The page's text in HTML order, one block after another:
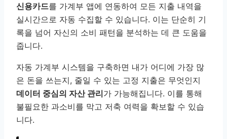
신용카드를 가계부 앱에 연동하여 모든 지출 내역을
실시간으로 자동 수집할 수 있습니다. 이는 단순히 기
록을 넘어 자신의 소비 패턴을 분석하는 데 큰 도움을
줍니다.
자동 가계부 시스템을 구축하면 내가 어디에 가장 많
은 돈을 쓰는지, 줄일 수 있는 고정 지출은 무엇인지
데이터 중심의 자산 관리가 가능해집니다. 이를 통해
불필요한 과소비를 막고 저축 여력을 확보할 수 있습
니다.